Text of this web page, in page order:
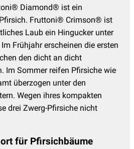
Diamond® ist ein
Fruttoni® Crimson® ist
Laub ein Hingucker unter
Frühjahr erscheinen die ersten
den dicht an dicht
Im Sommer reifen Pfirsiche wie
überzogen unter den
Wegen ihres kompakten
drei Zwerg-Pfirsiche nicht
für Pfirsichbäume